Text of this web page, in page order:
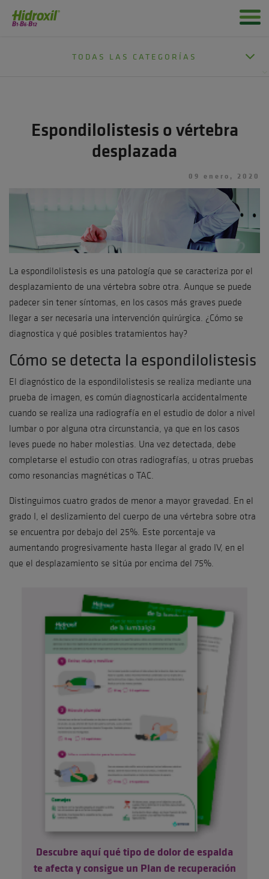
TODAS LAS CATEGORÍAS
Espondilolistesis o vértebra
desplazada
09 enero, 2020
La espondilolistesis es una patología que se caracteriza por el
desplazamiento de una vértebra sobre otra. Aunque se puede
padecer sin tener síntomas, en los casos más graves puede
llegar a ser necesaria una intervención quirúrgica. ¿Cómo se
diagnostica y qué posibles tratamientos hay?
Cómo se detecta la espondilolistesis
El diagnóstico de la espondilolistesis se realiza mediante una
prueba de imagen, es común diagnosticarla accidentalmente
cuando se realiza una radiografía en el estudio de dolor a nivel
lumbar o por alguna otra circunstancia, ya que en los casos
leves puede no haber molestias. Una vez detectada, debe
completarse el estudio con otras radiografías, u otras pruebas
como resonancias magnéticas o TAC.
Distinguimos cuatro grados de menor a mayor gravedad. En el
grado I, el deslizamiento del cuerpo de una vértebra sobre otra
se encuentra por debajo del 25%. Este porcentaje va
aumentando progresivamente hasta llegar al grado IV, en el
que el desplazamiento se sitúa por encima del 75%.
Descubre aquí qué tipo de dolor de espalda
te afecta y consigue un Plan de recuperación